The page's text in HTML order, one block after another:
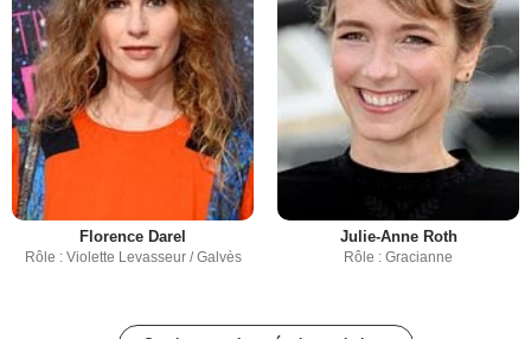
Florence Darel
Rôle : Violette Levasseur / Galvès
Julie-Anne Roth
Rôle : Gracianne